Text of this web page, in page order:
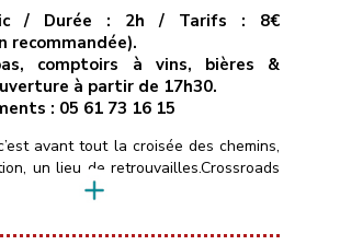
/ Durée : 2h / Tarifs : 8€
recommandée).
comptoirs à vins, bières &
à partir de 17h30.
: 05 61 73 16 15
avant tout la croisée des chemins,
un lieu de retrouvailles.Crossroads
un hommage à la chanson de Calvin
blues-country en guitare-voix, à des